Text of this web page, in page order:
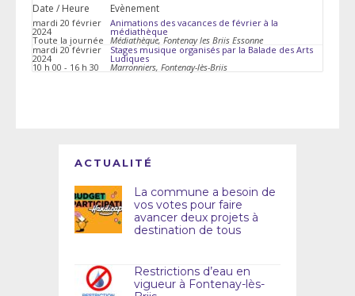
Date / Heure Evènement
mardi 20 février
2024
Toute la journée
Animations des vacances de février à la
médiathèque
Médiathèque, Fontenay les Briis Essonne
mardi 20 février
2024
10 h 00 - 16 h 30
Stages musique organisés par la Balade des Arts
Ludiques
Marronniers, Fontenay-lès-Briis
ACTUALITÉ
La commune a besoin de
vos votes pour faire
avancer deux projets à
destination de tous
Restrictions d’eau en
vigueur à Fontenay-lès-